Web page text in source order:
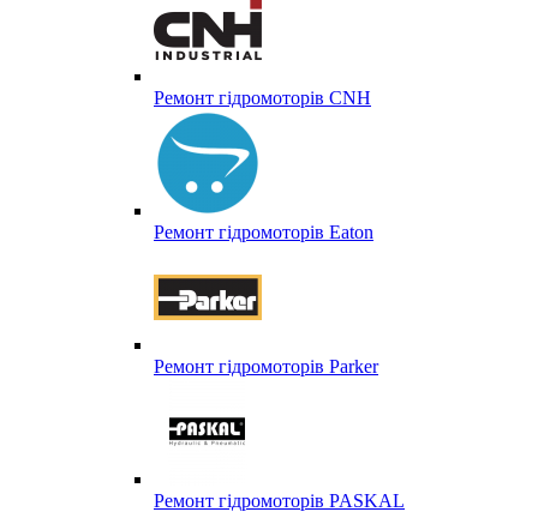
Ремонт гідромоторів CNH
Ремонт гідромоторів Eaton
Ремонт гідромоторів Parker
Ремонт гідромоторів PASKAL